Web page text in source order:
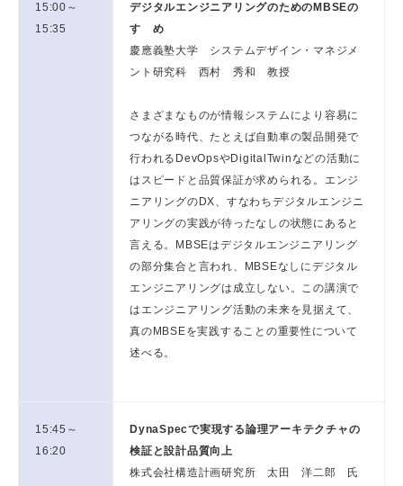
15:00～
15:35
デジタルエンジニアリングのためのMBSEの
すゝめ
慶應義塾大学 システムデザイン・マネジメ
ント研究科 西村 秀和 教授
さまざまなものが情報システムにより容易に
つながる時代、たとえば自動車の製品開発で
行われるDevOpsやDigitalTwinなどの活動に
はスピードと品質保証が求められる。エンジ
ニアリングのDX、すなわちデジタルエンジニ
アリングの実践が待ったなしの状態にあると
言える。MBSEはデジタルエンジニアリング
の部分集合と言われ、MBSEなしにデジタル
エンジニアリングは成立しない。この講演で
はエンジニアリング活動の未来を見据えて、
真のMBSEを実践することの重要性について
述べる。
15:45～
16:20
DynaSpecで実現する論理アーキテクチャの
検証と設計品質向上
株式会社構造計画研究所 太田 洋二郎 氏